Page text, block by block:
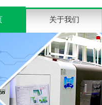
关于我们